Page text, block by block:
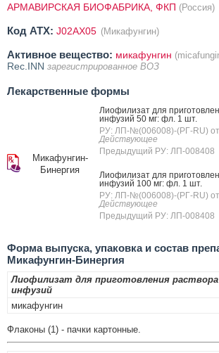
АРМАВИРСКАЯ БИОФАБРИКА, ФКП (Россия)
Код ATX: J02AX05 (Микафунгин)
Активное вещество: микафунгин
Rec.INN зарегистрированное ВОЗ
Лекарственные формы
Микафунгин-
Бинергия
Лиофилизат для
инфузий 50 мг: фл. 1 шт.
РУ: ЛП-№(006008)-(РГ-RU)
Действующее
Предыдущий РУ: ЛП-008408
Лиофилизат для
инфузий 100 мг: фл. 1 шт.
РУ: ЛП-№(006008)-(РГ-RU)
Действующее
Предыдущий РУ: ЛП-008408
Форма выпуска, упаковка и состав
Микафунгин-Бинергия
Лиофилизат для приготовления
инфузий
микафунгин
Флаконы (1) - пачки картонные.